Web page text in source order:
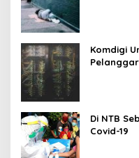
Komdigi
Di NTB
Covid-19